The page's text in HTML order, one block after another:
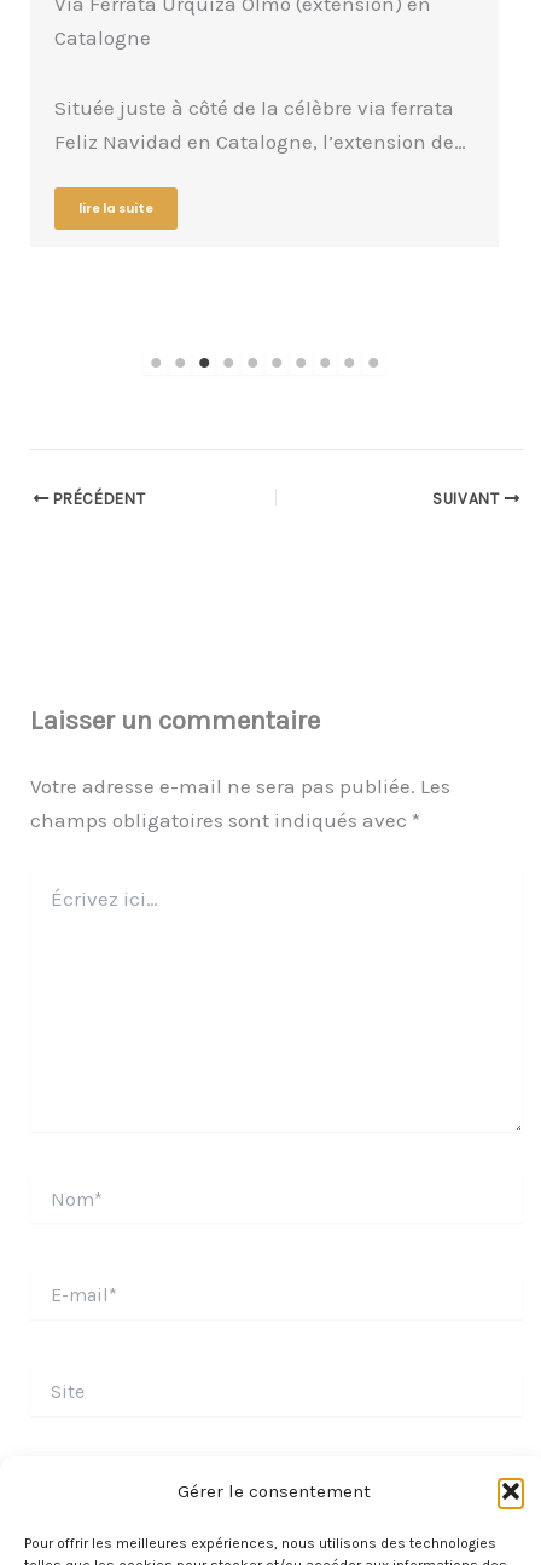
Gérer le consentement
Pour offrir les meilleures expériences, nous utilisons des technologies
Catalogne
Située juste à côté de la célèbre via ferrata
Feliz Navidad en Catalogne, l’extension de…
lire la suite
PRÉCÉDENT SUIVANT
Laisser un commentaire
Votre adresse e-mail ne sera pas publiée. Les
champs obligatoires sont indiqués avec *
ici…
mail*